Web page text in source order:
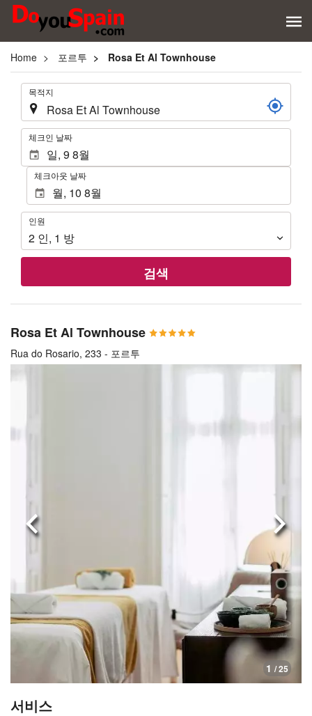
Home 포르투 Rosa Et Al Townhouse
. 목적지
. 체크인 날짜
체크아웃 날짜
인
원
인원
2 인, 1 방
검색
Rosa Et Al Townhouse
Rua do Rosario, 233 - 포르투
1 / 25
이전으로 다음
서비스